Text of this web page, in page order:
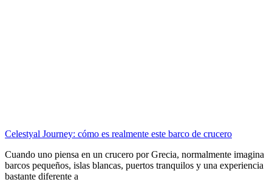
Celestyal Journey: cómo es realmente este barco de crucero
Cuando uno piensa en un crucero por Grecia, normalmente imagina
barcos pequeños, islas blancas, puertos tranquilos y una experiencia
bastante diferente a